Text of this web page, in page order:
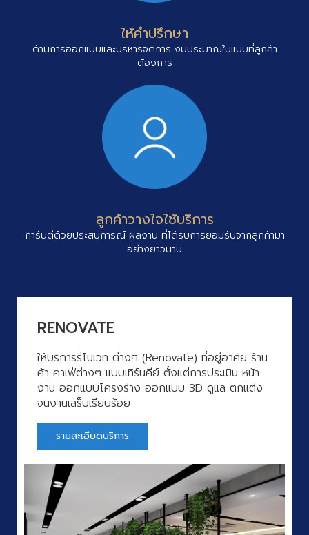
ให้คำปรึกษา
ด้านการออกแบบและบริหารจัดการ งบประมาณในแบบที่ลูกค้า
ต้องการ
ลูกค้าวางใจใช้บริการ
การันตีด้วยประสบการณ์ ผลงาน ที่ได้รับการยอมรับจากลูกค้ามา
อย่างยาวนาน
RENOVATE
ให้บริการรีโนเวท ต่างๆ (Renovate) ที่อยู่อาศัย ร้าน
ค้า คาเฟ่ต่างๆ แบบเทิร์นคีย์ ตั้งแต่การประเมิน หน้า
งาน ออกแบบโครงร่าง ออกแบบ 3D ดูแล ตกแต่ง
จนงานเสร็บเรียบร้อย
รายละเอียดบริการ